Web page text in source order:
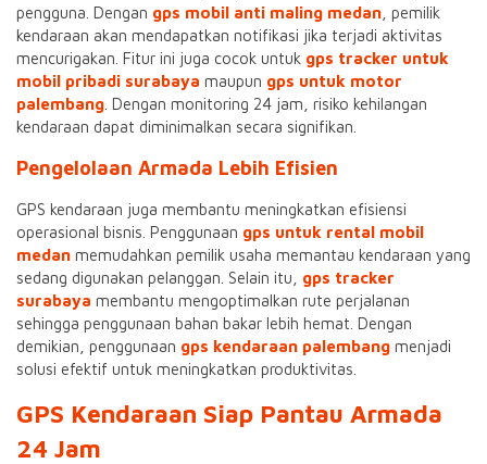
pengguna. Dengan gps mobil anti maling medan , pemilik
kendaraan akan mendapatkan notifikasi jika terjadi aktivitas
mencurigakan. Fitur ini juga cocok untuk gps tracker untuk
mobil pribadi surabaya maupun gps untuk motor
palembang . Dengan monitoring 24 jam, risiko kehilangan
kendaraan dapat diminimalkan secara signifikan.
Pengelolaan Armada Lebih Efisien
GPS kendaraan juga membantu meningkatkan efisiensi
operasional bisnis. Penggunaan gps untuk rental mobil
medan memudahkan pemilik usaha memantau kendaraan yang
sedang digunakan pelanggan. Selain itu, gps tracker
surabaya membantu mengoptimalkan rute perjalanan
sehingga penggunaan bahan bakar lebih hemat. Dengan
demikian, penggunaan gps kendaraan palembang menjadi
solusi efektif untuk meningkatkan produktivitas.
GPS Kendaraan Siap Pantau Armada
24 Jam